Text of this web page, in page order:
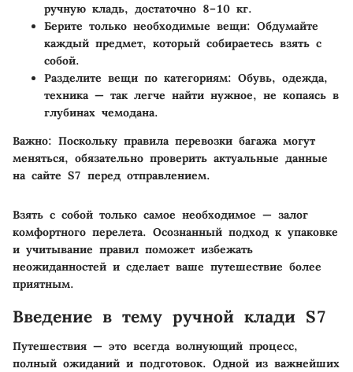
ручную кладь, достаточно 8–10 кг.
Берите только необходимые вещи: Обдумайте
каждый предмет, который собираетесь взять с
собой.
Разделите вещи по категориям: Обувь, одежда,
техника — так легче найти нужное, не копаясь в
глубинах чемодана.
Важно: Поскольку правила перевозки багажа могут
меняться, обязательно проверить актуальные данные
на сайте S7 перед отправлением.
Взять с собой только самое необходимое — залог
комфортного перелета. Осознанный подход к упаковке
и учитывание правил поможет избежать
неожиданностей и сделает ваше путешествие более
приятным.
Введение в тему ручной клади S7
Путешествия — это всегда волнующий процесс,
полный ожиданий и подготовок. Одной из важнейших